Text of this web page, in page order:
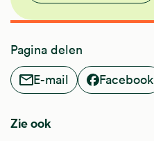
Pagina delen
E-mail
Facebook
Zie ook